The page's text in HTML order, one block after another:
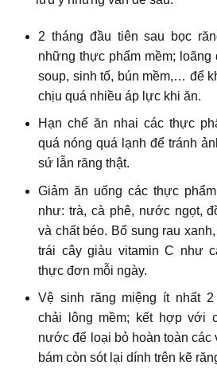
2 tháng đầu tiên sau bọc
những thực phẩm mềm; loãng
soup, sinh tố, bún mềm,… để
chịu quá nhiều áp lực khi ăn.
Hạn chế ăn nhai các thực
quá nóng quá lạnh để tránh
sứ lẫn răng thật.
Giảm ăn uống các thực
như: trà, cà phê, nước ngọt,
và chất béo. Bổ sung rau
trái cây giàu vitamin C như
thực đơn mỗi ngày.
Vệ sinh răng miệng ít nhất
chải lông mềm; kết hợp với
nước để loại bỏ hoàn toàn các
bám còn sót lại dính trên kẽ